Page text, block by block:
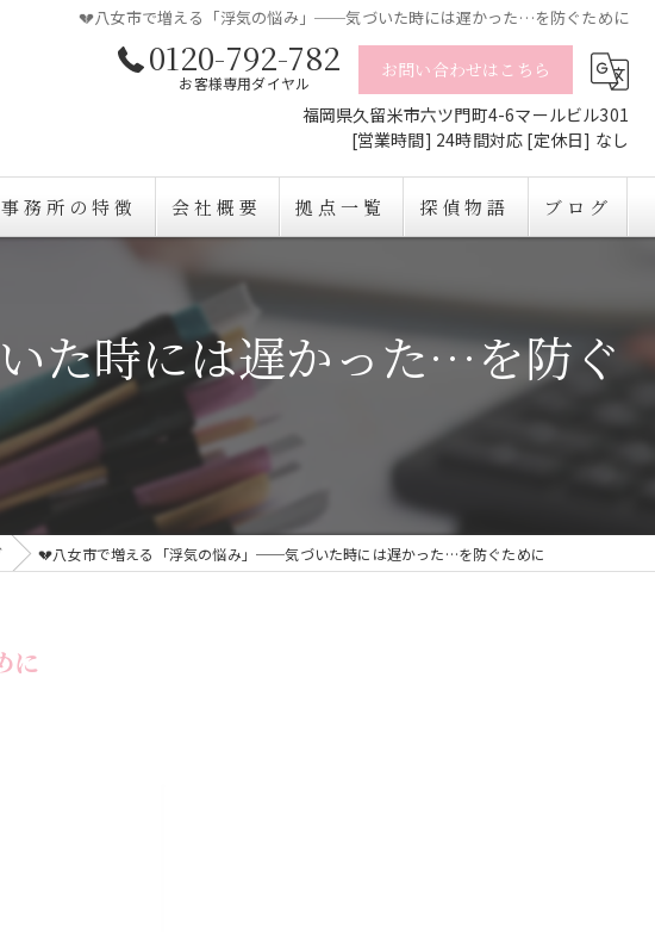
💔八女市で増える「浮気の悩み」──気づいた時には遅かった…を防ぐために
0120-792-782
お客様専用ダイヤル
お問い合わせはこちら
福岡県久留米市六ツ門町4-6マールビル301
[営業時間] 24時間対応 [定休日] なし
務所の特徴
調査
調査
し
地区専門 浮気調査 ジャパン・リサーチサービス久留米
市で調査を頼むならジャパン・リサーチサービス久留米支部
会社概要 拠点一覧 探偵物語 ブログ
た時には遅かった…を防ぐ
💔八女市で増える「浮気の悩み」──気づいた時には遅かった…を防ぐために
に